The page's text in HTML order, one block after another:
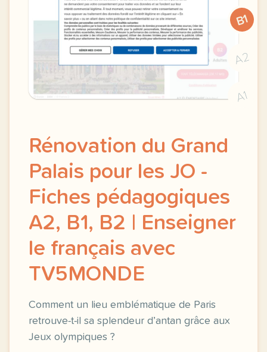
B1
A2
A1
Rénovation du Grand
Palais pour les JO -
Fiches pédagogiques
A2, B1, B2 | Enseigner
le français avec
TV5MONDE
Comment un lieu emblématique de Paris
retrouve-t-il sa splendeur d’antan grâce aux
Jeux olympiques ?